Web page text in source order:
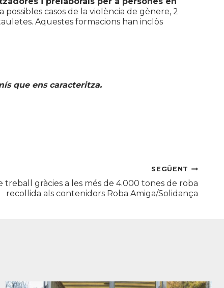
casos de la violència de gènere, 2
Aquestes formacions han inclòs
que ens caracteritza.
SEGÜENT
gràcies a les més de 4.000 tones de roba
recollida als contenidors Roba Amiga/Solidança